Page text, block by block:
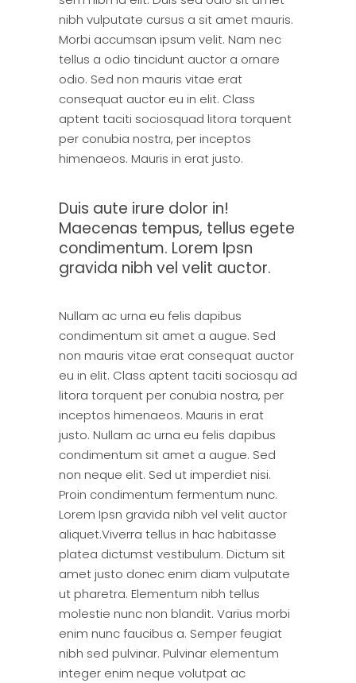
nibh vulputate cursus a sit amet mauris.
Morbi accumsan ipsum velit. Nam nec
tellus a odio tincidunt auctor a ornare
odio. Sed non mauris vitae erat
consequat auctor eu in elit. Class
aptent taciti sociosquad litora torquent
per conubia nostra, per inceptos
himenaeos. Mauris in erat justo.
Duis aute irure dolor in!
Maecenas tempus, tellus egete
condimentum. Lorem Ipsn
gravida nibh vel velit auctor.
Nullam ac urna eu felis dapibus
condimentum sit amet a augue. Sed
non mauris vitae erat consequat auctor
eu in elit. Class aptent taciti sociosqu ad
litora torquent per conubia nostra, per
inceptos himenaeos. Mauris in erat
justo. Nullam ac urna eu felis dapibus
condimentum sit amet a augue. Sed
non neque elit. Sed ut imperdiet nisi.
Proin condimentum fermentum nunc.
Lorem Ipsn gravida nibh vel velit auctor
aliquet.Viverra tellus in hac habitasse
platea dictumst vestibulum. Dictum sit
amet justo donec enim diam vulputate
ut pharetra. Elementum nibh tellus
molestie nunc non blandit. Varius morbi
enim nunc faucibus a. Semper feugiat
nibh sed pulvinar. Pulvinar elementum
integer enim neque volutpat ac